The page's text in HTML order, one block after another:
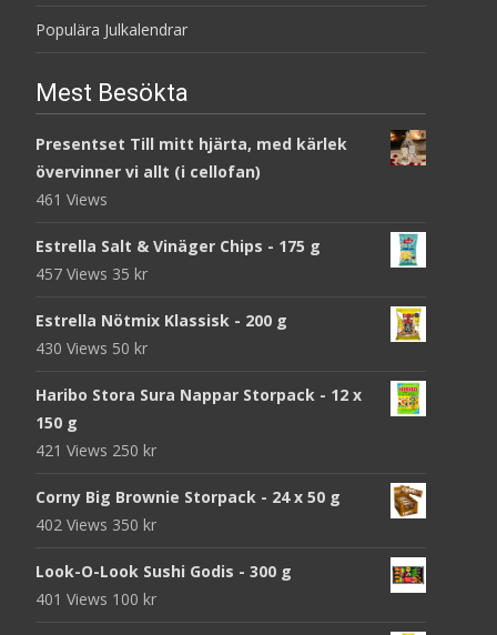
Populära Julkalendrar
Mest Besökta
Presentset Till mitt hjärta, med kärlek
övervinner vi allt (i cellofan)
461 Views
Estrella Salt & Vinäger Chips - 175 g
457 Views 35 kr
Estrella Nötmix Klassisk - 200 g
430 Views 50 kr
Haribo Stora Sura Nappar Storpack - 12 x
150 g
421 Views 250 kr
Corny Big Brownie Storpack - 24 x 50 g
402 Views 350 kr
Look-O-Look Sushi Godis - 300 g
401 Views 100 kr